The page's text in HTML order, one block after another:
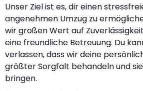
Unser Ziel ist es, dir einen
angenehmen Umzug zu
wir großen Wert auf
eine freundliche Betreuung. Du
verlassen, dass wir deine
größter Sorgfalt behandeln und
bringen.